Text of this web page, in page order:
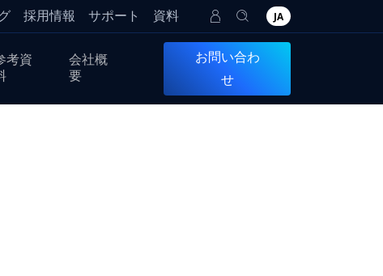
採用情報 サポート 資料 JA
考資
会社概
要
お問い合わ
せ